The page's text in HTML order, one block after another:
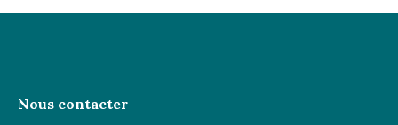
Nous contacter